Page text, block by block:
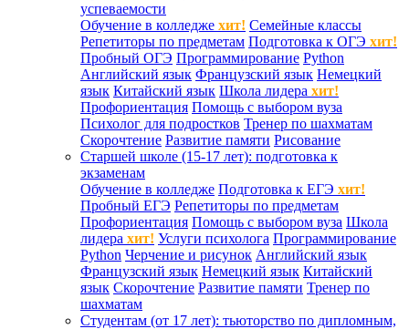
успеваемости
Обучение в колледже хит! Семейные классы
Репетиторы по предметам Подготовка к ОГЭ хит!
Пробный ОГЭ Программирование Python
Английский язык Французский язык Немецкий
язык Китайский язык Школа лидера хит!
Профориентация Помощь с выбором вуза
Психолог для подростков Тренер по шахматам
Скорочтение Развитие памяти Рисование
Старшей школе (15-17 лет): подготовка к
экзаменам
Обучение в колледже Подготовка к ЕГЭ хит!
Пробный ЕГЭ Репетиторы по предметам
Профориентация Помощь с выбором вуза Школа
лидера хит! Услуги психолога Программирование
Python Черчение и рисунок Английский язык
Французский язык Немецкий язык Китайский
язык Скорочтение Развитие памяти Тренер по
шахматам
Студентам (от 17 лет): тьюторство по дипломным,